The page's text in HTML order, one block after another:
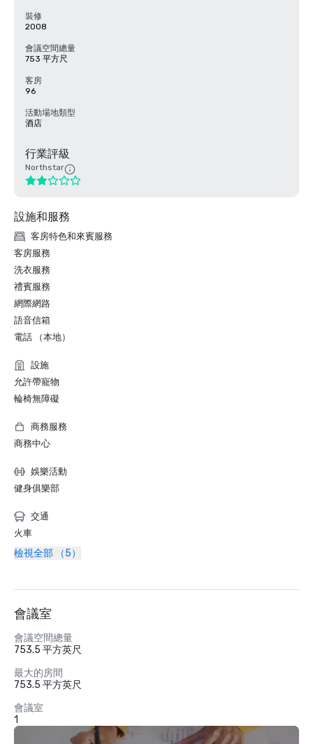
裝修
2008
會議空間總量
753 平方尺
客房
96
活動場地類型
酒店
行業評級
Northstar
設施和服務
客房特色和來賓服務
客房服務
洗衣服務
禮賓服務
網際網路
語音信箱
電話 （本地）
設施
允許帶寵物
輪椅無障礙
商務服務
商務中心
娛樂活動
健身俱樂部
交通
火車
檢視全部 （5）
會議室
會議空間總量
753.5 平方英尺
最大的房間
753.5 平方英尺
會議室
1